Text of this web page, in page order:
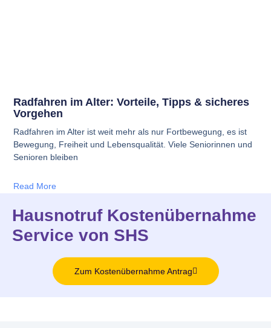
Radfahren im Alter: Vorteile, Tipps & sicheres
Vorgehen
Radfahren im Alter ist weit mehr als nur Fortbewegung, es ist
Bewegung, Freiheit und Lebensqualität. Viele Seniorinnen und
Senioren bleiben
Read More
Hausnotruf Kostenübernahme
Service von SHS
Zum Kostenübernahme Antrag